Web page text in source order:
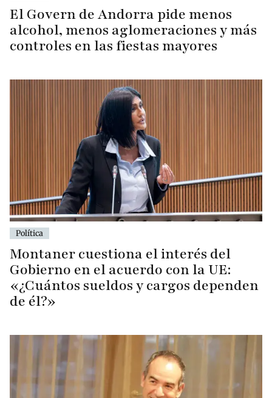
El Govern de Andorra pide menos
alcohol, menos aglomeraciones y más
controles en las fiestas mayores
Política
Montaner cuestiona el interés del
Gobierno en el acuerdo con la UE:
«¿Cuántos sueldos y cargos dependen
de él?»